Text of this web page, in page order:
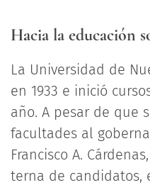
Hacia la educación
La Universidad de
en 1933 e inició
año. A pesar de que
facultades al
Francisco A.
terna de candidatos,